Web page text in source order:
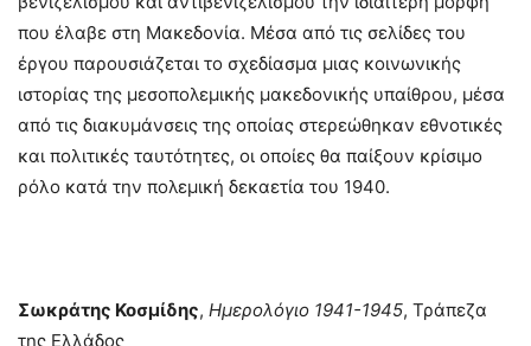
που έλαβε στη Μακεδονία. Μέσα από τις σελίδες του
έργου παρουσιάζεται το σχεδίασμα μιας κοινωνικής
ιστορίας της μεσοπολεμικής μακεδονικής υπαίθρου, μέσα
από τις διακυμάνσεις της οποίας στερεώθηκαν εθνοτικές
και πολιτικές ταυτότητες, οι οποίες θα παίξουν κρίσιμο
ρόλο κατά την πολεμική δεκαετία του 1940.
Σωκράτης Κοσμίδης, Ημερολόγιο 1941-1945, Τράπεζα
της Ελλάδος